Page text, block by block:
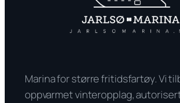
Marina for større fritidsfartøy. Vi
oppvarmet vinteropplag,